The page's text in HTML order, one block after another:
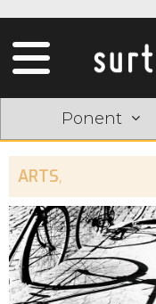
Ponent
ARTS,